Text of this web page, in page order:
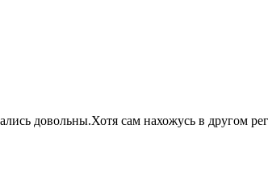
довольны.Хотя сам нахожусь в другом